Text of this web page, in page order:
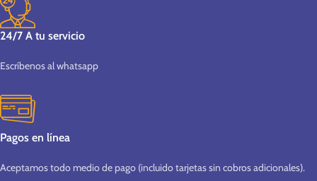
24/7 A tu servicio
Escríbenos al whatsapp
Pagos en línea
Aceptamos todo medio de pago (incluido tarjetas sin cobros adicionales).